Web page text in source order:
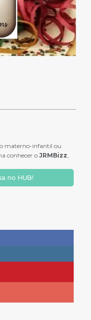
materno-infantil ou
conhecer o JRMBizz,
no HUB!